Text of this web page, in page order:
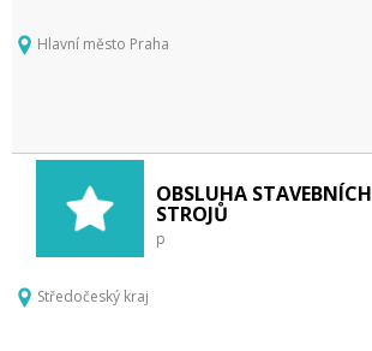
Hlavní město Praha
OBSLUHA STAVEBNÍCH
STROJŮ
p
Středočeský kraj